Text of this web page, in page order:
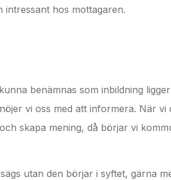
hos mottagaren.
benämnas som inbildning
vi oss med att informera. När vi
skapa mening, då börjar vi
utan den börjar i syftet, gärna